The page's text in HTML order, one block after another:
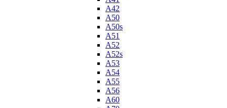
A42
A50
A50s
A51
A52
A52s
A53
A54
A55
A56
A60